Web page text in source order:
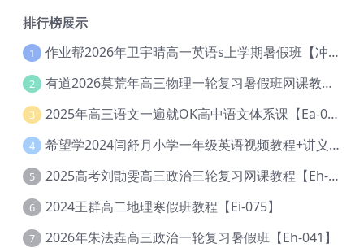
排行榜展示
1 作业帮2026年卫宇晴高一英语s上学期暑假班【冲顶班】【Ec-003】
2 有道2026莫荒年高三物理一轮复习暑假班网课教程【Ef-044】
3 2025年高三语文一遍就OK高中语文体系课【Ea-028】
4 希望学2024闫舒月小学一年级英语视频教程+讲义【Cc-004】
5 2025高考刘勖雯高三政治三轮复习网课教程【Eh-061】
6 2024王群高二地理寒假班教程【Ei-075】
7 2026年朱法垚高三政治一轮复习暑假班【Eh-041】